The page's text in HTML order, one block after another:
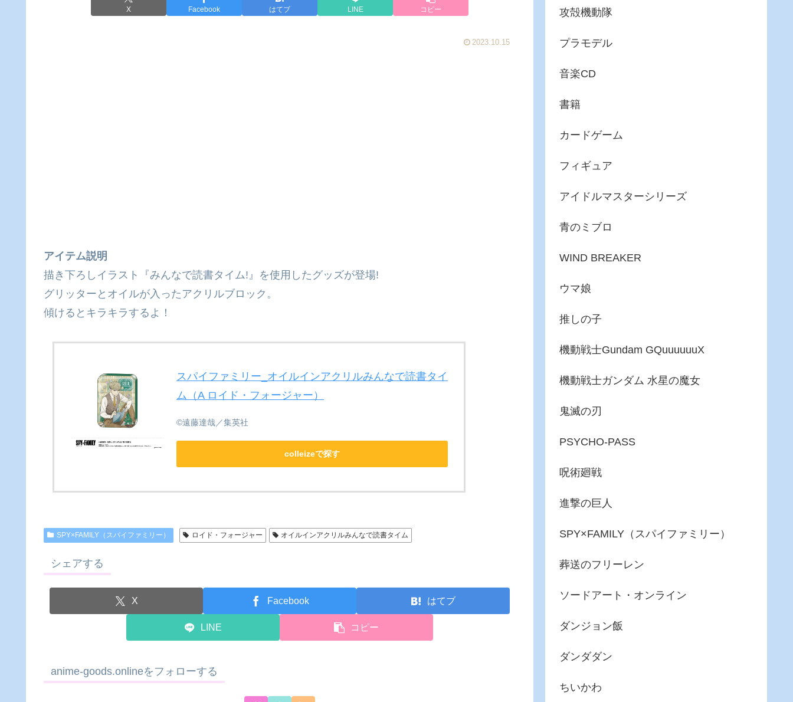
X Facebook はてブ LINE コピー
2023.10.15
アイテム説明
描き下ろしイラスト『みんなで読書タイム!』を使用したグッズが登場!
グリッターとオイルが入ったアクリルブロック。
傾けるとキラキラするよ！
スパイファミリー_オイルインアクリルみんなで読書タイ
ム（A ロイド・フォージャー）
©遠藤達哉／集英社
colleizeで探す
SPY×FAMILY（スパイファミリー） ロイド・フォージャー オイルインアクリルみんなで読書タイム
シェアする
X Facebook はてブ
LINE コピー
anime-goods.onlineをフォローする
攻殻機動隊
プラモデル
音楽CD
書籍
カードゲーム
フィギュア
アイドルマスターシリーズ
青のミブロ
WIND BREAKER
ウマ娘
推しの子
機動戦士Gundam GQuuuuuuX
機動戦士ガンダム 水星の魔女
鬼滅の刃
PSYCHO-PASS
呪術廻戦
進撃の巨人
SPY×FAMILY（スパイファミリー）
葬送のフリーレン
ソードアート・オンライン
ダンジョン飯
ダンダダン
ちいかわ